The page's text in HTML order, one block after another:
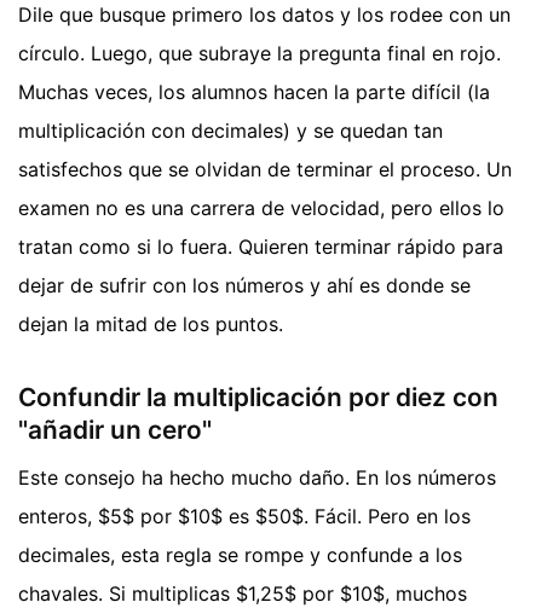
Dile que busque primero los datos y los rodee con un
círculo. Luego, que subraye la pregunta final en rojo.
Muchas veces, los alumnos hacen la parte difícil (la
multiplicación con decimales) y se quedan tan
satisfechos que se olvidan de terminar el proceso. Un
examen no es una carrera de velocidad, pero ellos lo
tratan como si lo fuera. Quieren terminar rápido para
dejar de sufrir con los números y ahí es donde se
dejan la mitad de los puntos.
Confundir la multiplicación por diez con
"añadir un cero"
Este consejo ha hecho mucho daño. En los números
enteros, $5$ por $10$ es $50$. Fácil. Pero en los
decimales, esta regla se rompe y confunde a los
chavales. Si multiplicas $1,25$ por $10$, muchos